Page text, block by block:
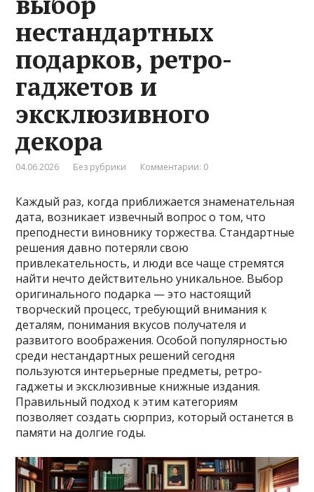
нестандартных
подарков, ретро-
гаджетов и
эксклюзивного
декора
04.06.2026 Без рубрики Комментарии: 0
Каждый раз, когда приближается знаменательная
дата, возникает извечный вопрос о том, что
преподнести виновнику торжества. Стандартные
решения давно потеряли свою
привлекательность, и люди все чаще стремятся
найти нечто действительно уникальное. Выбор
оригинального подарка — это настоящий
творческий процесс, требующий внимания к
деталям, понимания вкусов получателя и
развитого воображения. Особой популярностью
среди нестандартных решений сегодня
пользуются интерьерные предметы, ретро-
гаджеты и эксклюзивные книжные издания.
Правильный подход к этим категориям
позволяет создать сюрприз, который останется в
памяти на долгие годы.